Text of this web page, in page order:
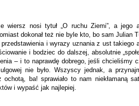
wiersz nosi tytuł „O ruchu Ziemi”, a
dokonał też nie byle kto, bo sam Julian
i wyrazy uznania z ust takiego
i bodziec do dalszej, absolutnie
– i to naprawdę dobrego, jeśli chcieliśmy
nie było. Wszyscy jednak, a
ochotą, ba! sprawiało to nam niekłamaną
i wypaść jak najlepiej.